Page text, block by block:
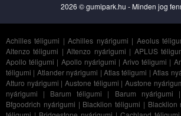
2026 © gumipark.hu - Minden jog
Achilles téligumi |Achilles nyárigumi | Aeolus
Altenzo téligumi |Altenzo nyárigumi | APLUS
Apollo téligumi | Apollo nyárigumi |Arivo téligumi |
téligumi | Atlander nyárigumi | Atlas téligumi |Atlas
Atturo nyárigumi |Austone téligumi |Austone
nyárigumi | Barum téligumi | Barum nyárigumi |
Bfgoodrich nyárigumi | Blacklion téligumi | Blacklion